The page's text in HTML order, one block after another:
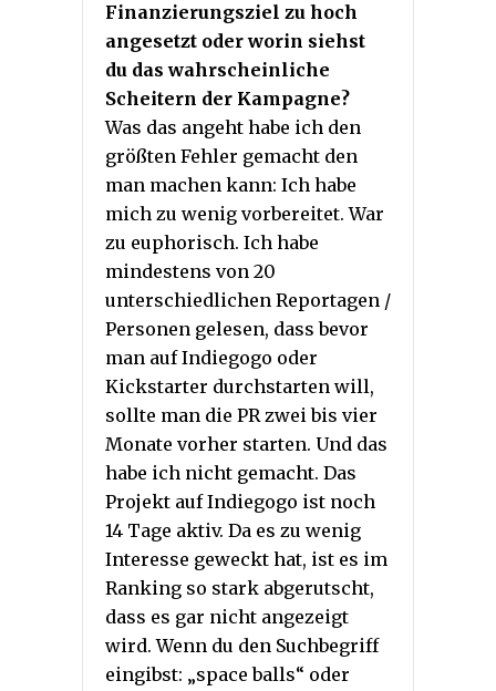
Finanzierungsziel zu hoch
angesetzt oder worin siehst
du das wahrscheinliche
Scheitern der Kampagne?
Was das angeht habe ich den
größten Fehler gemacht den
man machen kann: Ich habe
mich zu wenig vorbereitet. War
zu euphorisch. Ich habe
mindestens von 20
unterschiedlichen Reportagen /
Personen gelesen, dass bevor
man auf Indiegogo oder
Kickstarter durchstarten will,
sollte man die PR zwei bis vier
Monate vorher starten. Und das
habe ich nicht gemacht. Das
Projekt auf Indiegogo ist noch
14 Tage aktiv. Da es zu wenig
Interesse geweckt hat, ist es im
Ranking so stark abgerutscht,
dass es gar nicht angezeigt
wird. Wenn du den Suchbegriff
eingibst: „space balls“ oder